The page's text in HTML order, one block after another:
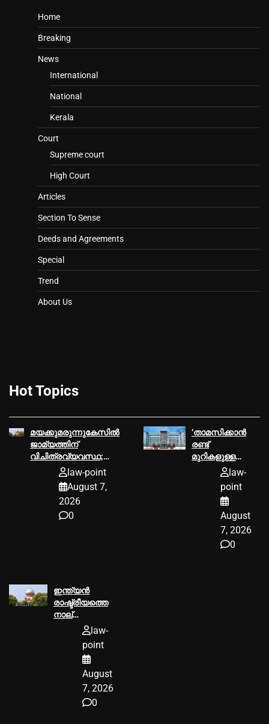
Home
Breaking
News
International
National
Kerala
Court
Supreme court
High Court
Articles
Section To Sense
Deeds and Agreements
Special
Trend
About Us
Hot Topics
മയക്കുമരുന്നുകേസിൽ
ജാമ്യത്തിന്
വിചിത്രവ്യവസ്ഥ;
സുപ്രീംകോടതി
law-point
August 7,
2026
0
‘താമസിക്കാന്‍
രണ്ട്
മുറികളുള്ള
വേണമെന്ന
ഭാര്യയുടെ
ആവശ്യം
ക്രൂരത’;
വിവാഹമോചനം
അനുവദിച്ച്
law-
point
August
7, 2026
0
ഇന്ത്യൻ
രാഷ്ട്രീയത്തെ
നാല്
പതിറ്റാണ്ടോളം
ബോഫോഴ്‌സ്
തോക്ക് ഇടപാട്
അഴിമതിക്കേസ്;
നിയമനടപടികള്‍
അവസാനിപ്പിച്ച്‌
law-
point
August
7, 2026
0